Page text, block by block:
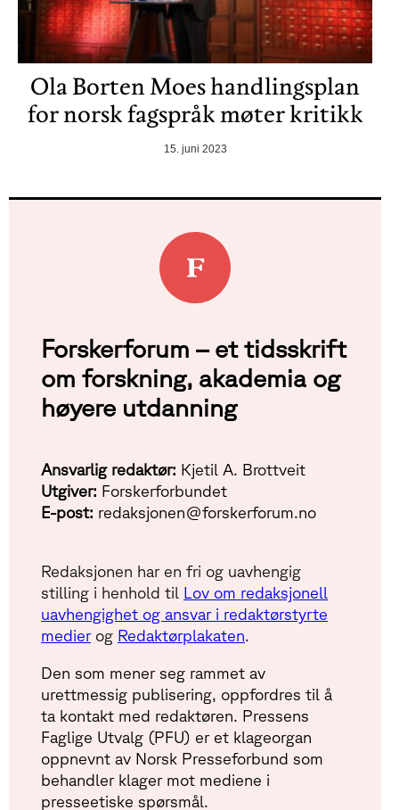
Ola Borten Moes handlingsplan
for norsk fagspråk møter kritikk
15. juni 2023
Forskerforum – et tidsskrift
om forskning, akademia og
høyere utdanning
Ansvarlig redaktør: Kjetil A. Brottveit
Utgiver: Forskerforbundet
E-post: redaksjonen@forskerforum.no
Redaksjonen har en fri og uavhengig
stilling i henhold til Lov om redaksjonell
uavhengighet og ansvar i redaktørstyrte
medierog Redaktørplakaten.
Den som mener seg rammet av
urettmessig publisering, oppfordres til å
ta kontakt med redaktøren. Pressens
Faglige Utvalg (PFU) er et klageorgan
oppnevnt av Norsk Presseforbund som
behandler klager mot mediene i
presseetiske spørsmål.